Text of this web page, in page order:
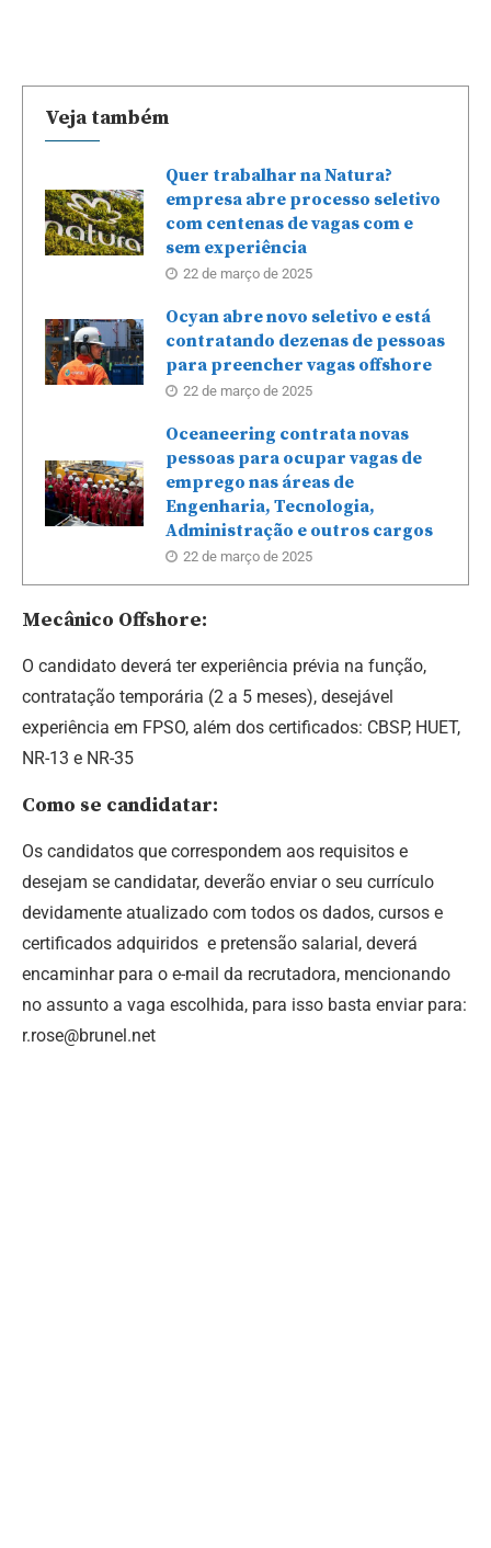
Veja também
Quer trabalhar na Natura?
empresa abre processo seletivo
com centenas de vagas com e
sem experiência
22 de março de 2025
Ocyan abre novo seletivo e está
contratando dezenas de pessoas
para preencher vagas offshore
22 de março de 2025
Oceaneering contrata novas
pessoas para ocupar vagas de
emprego nas áreas de
Engenharia, Tecnologia,
Administração e outros cargos
22 de março de 2025
Mecânico Offshore:
O candidato deverá ter experiência prévia na função,
contratação temporária (2 a 5 meses), desejável
experiência em FPSO, além dos certificados: CBSP, HUET,
NR-13 e NR-35
Como se candidatar:
Os candidatos que correspondem aos requisitos e
desejam se candidatar, deverão enviar o seu currículo
devidamente atualizado com todos os dados, cursos e
certificados adquiridos e pretensão salarial, deverá
encaminhar para o e-mail da recrutadora, mencionando
no assunto a vaga escolhida, para isso basta enviar para:
r.rose@brunel.net